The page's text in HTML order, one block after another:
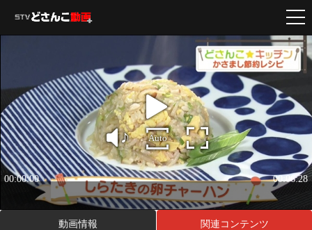
動画情報 関連コンテンツ